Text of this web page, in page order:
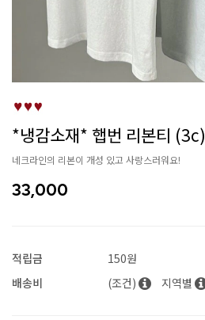
*냉감소재* 햅번 리본티 (3c)
네크라인의 리본이 개성 있고 사랑스러워요!
33,000
적립금
150원
배송비
(조건) 지역별